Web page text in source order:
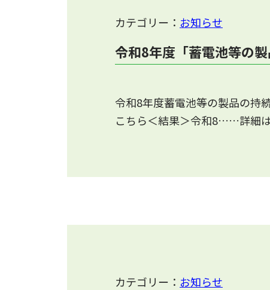
カテゴリー： お知らせ
令和8年度「蓄電池等の
令和8年度蓄電池等の製品の持
こちら＜結果＞令和8……詳細
カテゴリー： お知らせ